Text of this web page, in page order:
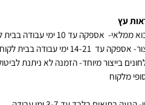
עבודה בבית לקוח/ה
ה - תלוי בדגם
מיוחד- הזמנה לא ניתנת לביטול